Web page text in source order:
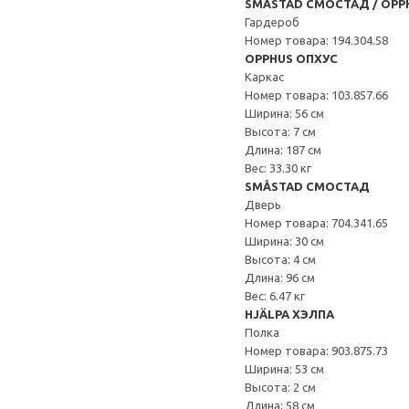
SMÅSTAD СМОСТАД /
Гардероб
Номер товара: 194.304.58
OPPHUS ОПХУС
Каркас
Номер товара: 103.857.66
Ширина: 56 см
Высота: 7 см
Длина: 187 см
Вес: 33.30 кг
SMÅSTAD СМОСТАД
Дверь
Номер товара: 704.341.65
Ширина: 30 см
Высота: 4 см
Длина: 96 см
Вес: 6.47 кг
HJÄLPA ХЭЛПА
Полка
Номер товара: 903.875.73
Ширина: 53 см
Высота: 2 см
Длина: 58 см